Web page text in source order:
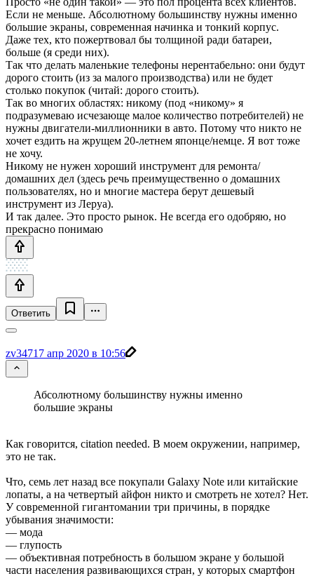
Если не меньше. Абсолютному большинству нужны именно
большие экраны, современная начинка и тонкий корпус.
Даже тех, кто пожертвовал бы толщиной ради батареи,
больше (я среди них).
Так что делать маленькие телефоны нерентабельно: они будут
дорого стоить (из за малого производства) или не будет
столько покупок (читай: дорого стоить).
Так во многих областях: никому (под «никому» я
подразумеваю исчезающе малое количество потребителей) не
нужны двигатели-миллионники в авто. Потому что никто не
хочет ездить на жрущем 20-летнем японце/немце. Я вот тоже
не хочу.
Никому не нужен хороший инструмент для ремонта/
домашних дел (здесь речь преимущественно о домашних
пользователях, но и многие мастера берут дешевый
инструмент из Леруа).
И так далее. Это просто рынок. Не всегда его одобряю, но
прекрасно понимаю
Ответить
zv34717 апр 2020 в 10:56
Абсолютному большинству нужны именно
большие экраны
Как говорится, citation needed. В моем окружении, например,
это не так.
Что, семь лет назад все покупали Galaxy Note или китайские
лопаты, а на четвертый айфон никто и смотреть не хотел? Нет.
У современной гигантомании три причины, в порядке
убывания значимости:
— мода
— глупость
— объективная потребность в большом экране у большой
части населения развивающихся стран, у которых смартфон